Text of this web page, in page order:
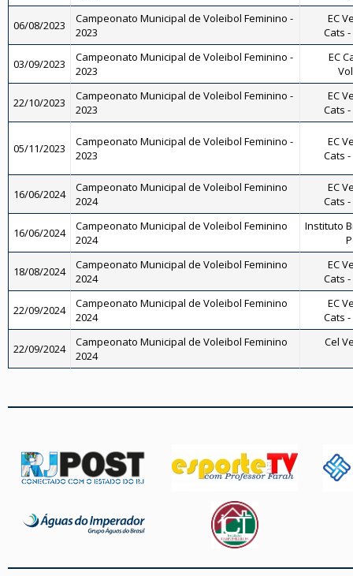
06/08/2023
Campeonato Municipal de Voleibol Feminino -
2023
EC
Cats
03/09/2023
Campeonato Municipal de Voleibol Feminino -
2023
EC
22/10/2023
Campeonato Municipal de Voleibol Feminino -
2023
EC
Cats
05/11/2023
Campeonato Municipal de Voleibol Feminino -
2023
EC
Cats
16/06/2024
Campeonato Municipal de Voleibol Feminino
2024
EC
Cats
16/06/2024
Campeonato Municipal de Voleibol Feminino
2024
Instituto
18/08/2024
Campeonato Municipal de Voleibol Feminino
2024
EC
Cats
22/09/2024
Campeonato Municipal de Voleibol Feminino
2024
EC
Cats
22/09/2024
Campeonato Municipal de Voleibol Feminino
2024
Cel